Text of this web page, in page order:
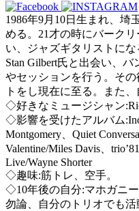
1986年9月10日生まれ、埼
める。21才の時にバーク
い、ジャズギタリストにな
Stan Gilbert氏と出会い、
やセッションを行う。そ
トをし現在に至る。また
◇好きなミュージシャン
◇影響を受けたアルバム
Montgomery、Quiet
Valentine/Miles Davis、
Live/Wayne Shorter
◇趣味:筋トレ、空手。
◇10年後の自分:マホガニ
勿論、自分のトリオでも活